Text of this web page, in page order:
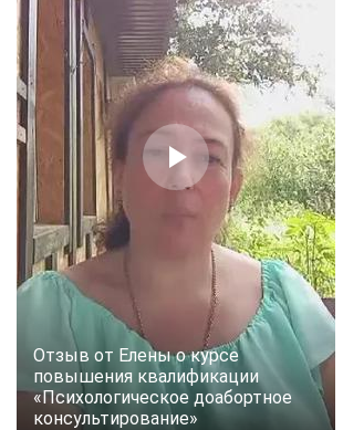
Отзыв от Елены о курсе
повышения квалификации
«Психологическое доабортное
консультирование»